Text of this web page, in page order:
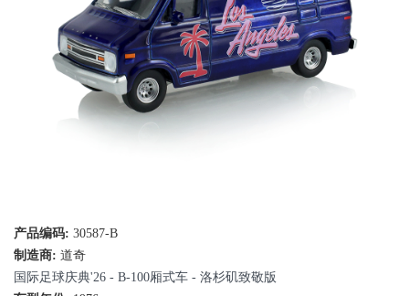
产品编码: 30587-B
制造商: 道奇
国际足球庆典'26 - B-100厢式车 - 洛杉矶致敬版